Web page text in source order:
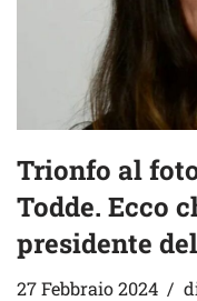
Trionfo al
Todde. Ecco
presidente
27 Febbraio 2024